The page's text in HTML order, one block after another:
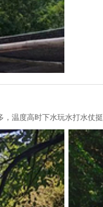
温度高时下水玩水打水仗挺